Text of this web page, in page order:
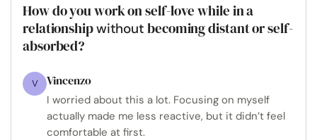
How do you work on self-love while in a
relationshipwithout becoming distant or self-
absorbed?
V Vincenzo
I worried about this a lot. Focusing on myself
actually made me less reactive, but it didn’t feel
comfortable at first.